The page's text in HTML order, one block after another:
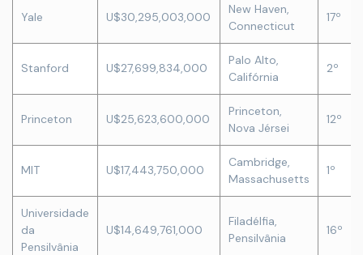
Yale U$30,295,003,000
New Haven,
Connecticut
17º
Stanford U$27,699,834,000
Palo Alto,
Califórnia
2º
Princeton U$25,623,600,000
Princeton,
Nova Jérsei
12º
MIT U$17,443,750,000
Cambridge,
Massachusetts
1º
Universidade
da
Pensilvânia
U$14,649,761,000
Filadélfia,
Pensilvânia
16º